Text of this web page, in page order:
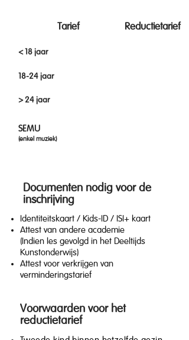
Tarief Reductietarief
< 18 jaar
18-24 jaar
> 24 jaar
SEMU
(enkel muziek)
Documenten nodig voor de
inschrijving
Identiteitskaart / Kids-ID / ISI+ kaart
Attest van andere academie
(Indien les gevolgd in het Deeltijds
Kunstonderwijs)
Attest voor verkrijgen van
verminderingstarief
Voorwaarden voor het
reductietarief